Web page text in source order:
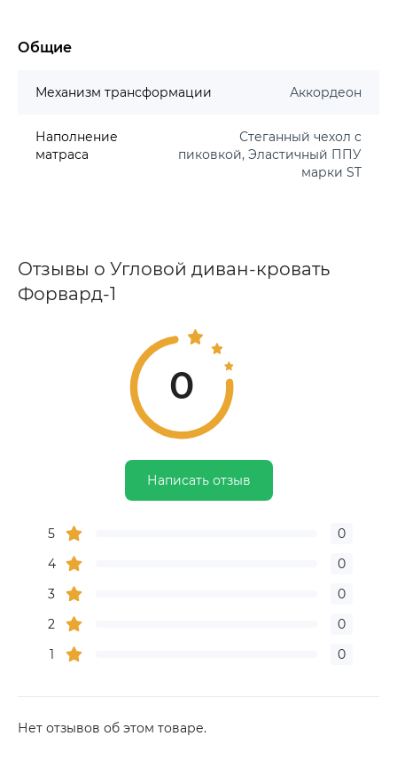
Общие
Механизм трансформации Аккордеон
Наполнение
матраса
Стеганный чехол с
пиковкой, Эластичный ППУ
марки ST
Отзывы о Угловой диван-кровать
Форвард-1
0
Написать отзыв
5
0
4
0
3
0
2
0
1
0
Нет отзывов об этом товаре.